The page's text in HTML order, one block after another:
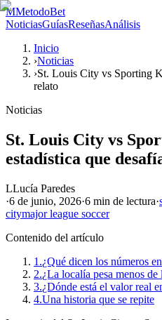
MMetodoBet
NoticiasGuíasReseñasAnálisis
Inicio
›Noticias
›St. Louis City vs Sporting
relato
Noticias
St. Louis City vs
estadística que
LLucía Paredes
·6 de junio, 2026·6 min de lectura·
citymajor league soccer
Contenido del artículo
1.¿Qué dicen los números
2.¿La localía pesa menos de
3.¿Dónde está el valor real
4.Una historia que se repite